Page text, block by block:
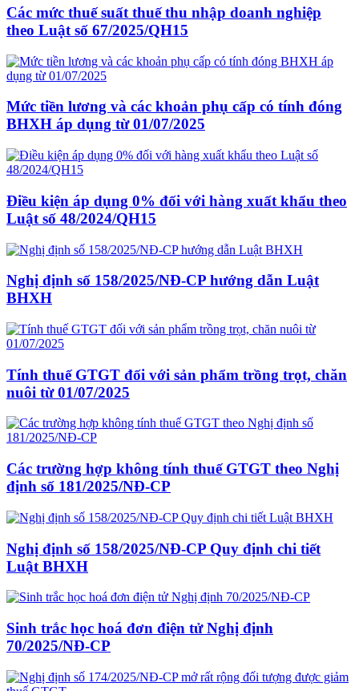
Các mức thuế suất thuế thu nhập doanh nghiệp
theo Luật số 67/2025/QH15
Mức tiền lương và các khoản phụ cấp có tính đóng
BHXH áp dụng từ 01/07/2025
Điều kiện áp dụng 0% đối với hàng xuất khẩu theo
Luật số 48/2024/QH15
Nghị định số 158/2025/NĐ-CP hướng dẫn Luật
BHXH
Tính thuế GTGT đối với sản phẩm trồng trọt, chăn
nuôi từ 01/07/2025
Các trường hợp không tính thuế GTGT theo Nghị
định số 181/2025/NĐ-CP
Nghị định số 158/2025/NĐ-CP Quy định chi tiết
Luật BHXH
Sinh trắc học hoá đơn điện tử Nghị định
70/2025/NĐ-CP